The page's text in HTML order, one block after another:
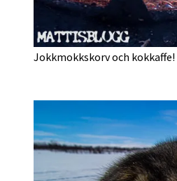
Jokkmokkskorv och kokkaffe!